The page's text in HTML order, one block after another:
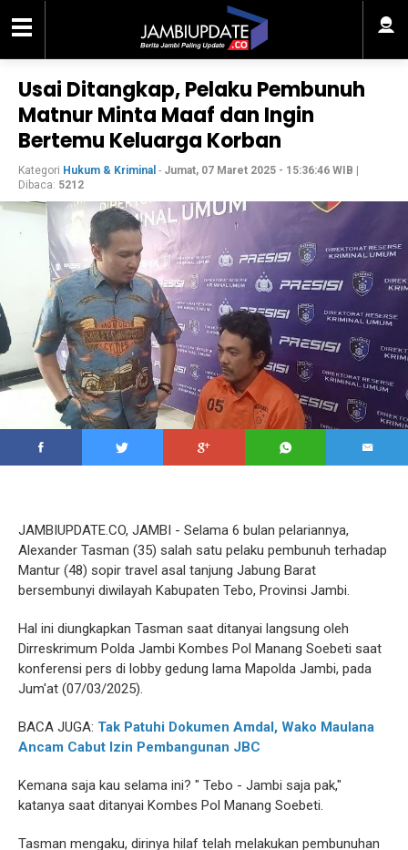
Usai Ditangkap, Pelaku Pembunuh
Matnur Minta Maaf dan Ingin
Bertemu Keluarga Korban
Kategori Hukum & Kriminal - Jumat, 07 Maret 2025 - 15:36:46 WIB
Dibaca: 5212
JAMBIUPDATE.CO, JAMBI - Selama 6 bulan pelariannya,
Alexander Tasman (35) salah satu pelaku pembunuh terhadap
Mantur (48) sopir travel asal tanjung Jabung Barat
bersembunyi diwilayah Kabupaten Tebo, Provinsi Jambi.
Hal ini diungkapkan Tasman saat ditanyai langsung oleh
Dirreskrimum Polda Jambi Kombes Pol Manang Soebeti saat
konferensi pers di lobby gedung lama Mapolda Jambi, pada
Jum'at (07/03/2025).
BACA JUGA: Tak Patuhi Dokumen Amdal, Wako Maulana
Ancam Cabut Izin Pembangunan JBC
Kemana saja kau selama ini? " Tebo - Jambi saja pak,"
katanya saat ditanyai Kombes Pol Manang Soebeti.
Tasman mengaku, dirinya hilaf telah melakukan pembunuhan